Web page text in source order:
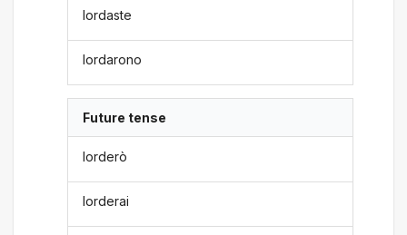
lordaste
lordarono
Future tense
lorderò
lorderai